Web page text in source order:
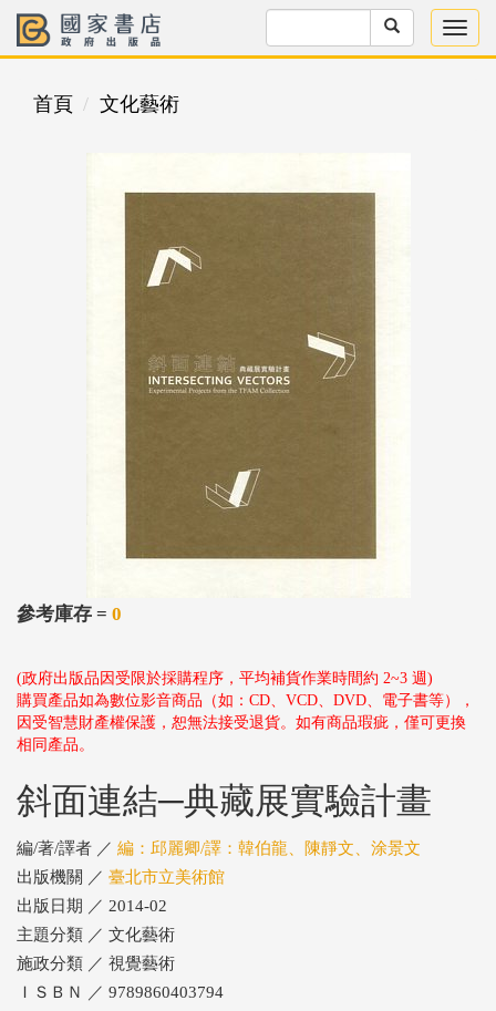
首頁 文化藝術
參考庫存 = 0
(政府出版品因受限於採購程序，平均補貨作業時間約 2~3 週)
購買產品如為數位影音商品（如：CD、VCD、DVD、電子書等），
因受智慧財產權保護，恕無法接受退貨。如有商品瑕疵，僅可更換
相同產品。
斜面連結─典藏展實驗計畫
編/著/譯者 ／ 編：邱麗卿/譯：韓伯龍、陳靜文、涂景文
出版機關 ／ 臺北市立美術館
出版日期 ／ 2014-02
主題分類 ／ 文化藝術
施政分類 ／ 視覺藝術
ＩＳＢＮ ／ 9789860403794